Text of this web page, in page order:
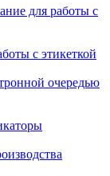
для работы с
с этикеткой
очередью